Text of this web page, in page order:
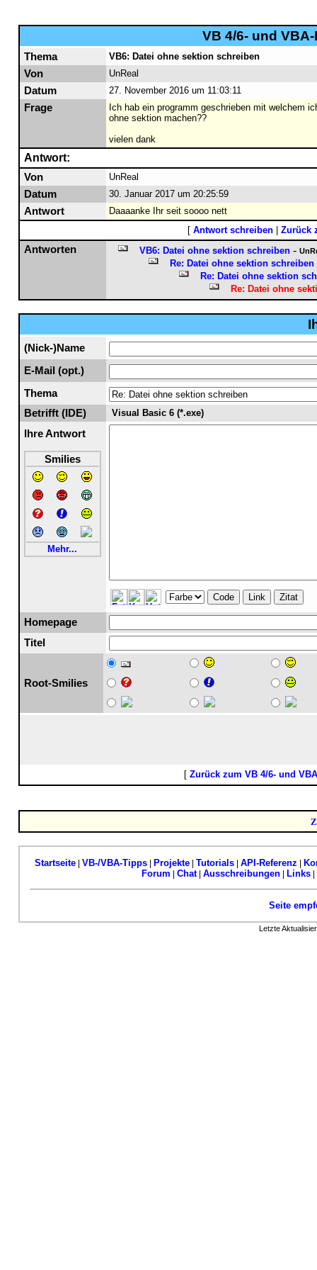
VB 4/6- und
Thema VB6: Datei ohne sektion schreiben
Von UnReal
Datum 27. November 2016 um 11:03:11
Frage
Ich hab ein programm geschrieben mit welchem
ohne sektion machen??
vielen dank
Antwort:
Von UnReal
Datum 30. Januar 2017 um 20:25:59
Antwort
Daaaanke Ihr seit soooo nett
[ Antwort schreiben Zurück
Antworten VB6: Datei ohne sektion schreiben-
Re: Datei ohne sektion schreiben
Re: Datei ohne sektion
Re: Datei ohne
(Nick-)Name
E-Mail (opt.)
Thema
Betrifft (IDE)
Visual Basic 6 (*.exe)
Ihre Antwort
Smilies
Mehr...
Code Link Zitat
Homepage
Titel
Root-Smilies
[ Zurück zum VB 4/6- und
Startseite VB-/VBA-Tipps Projekte Tutorials API-Referenz
Forum
Chat| Ausschreibungen| Links|
Seite
Letzte